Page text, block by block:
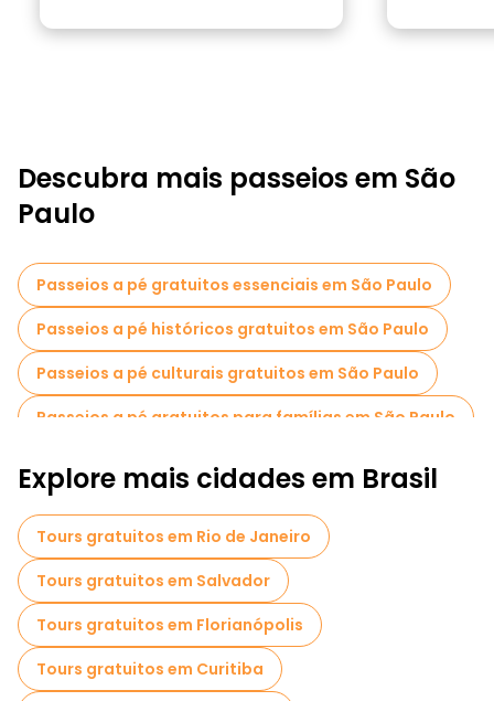
Descubra mais passeios em São
Paulo
Passeios a pé gratuitos essenciais em São Paulo
Passeios a pé históricos gratuitos em São Paulo
Passeios a pé culturais gratuitos em São Paulo
Passeios a pé gratuitos para famílias em São Paulo
Atividades esportivas em São Paulo
Passeios de bicicleta em São Paulo
Passeios gastronômicos em São Paulo
Passeios gratuitos perto College Pateo
Passeios gratuitos perto Martinelli Building
Explore mais cidades em Brasil
Tours gratuitos em Rio de Janeiro
Tours gratuitos em Salvador
Tours gratuitos em Florianópolis
Tours gratuitos em Curitiba